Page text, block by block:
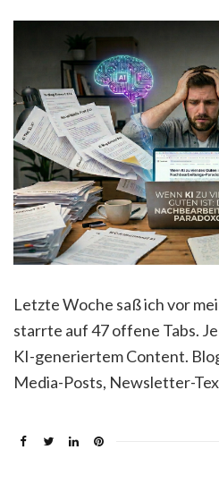
Letzte Woche saß ich vor
starrte auf 47 offene Tabs.
KI-generiertem Content.
Media-Posts, Newsletter-